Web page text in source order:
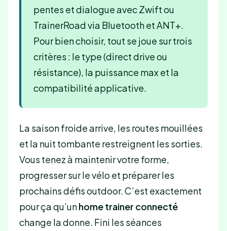
pentes et dialogue avec Zwift ou
TrainerRoad via Bluetooth et ANT+.
Pour bien choisir, tout se joue sur trois
critères : le type (direct drive ou
résistance), la puissance max et la
compatibilité applicative.
La saison froide arrive, les routes mouillées
et la nuit tombante restreignent les sorties.
Vous tenez à maintenir votre forme,
progresser sur le vélo et préparer les
prochains défis outdoor. C’est exactement
pour ça qu’unhome trainer connecté
change la donne. Fini les séances